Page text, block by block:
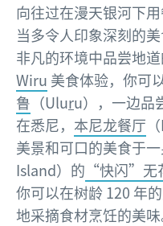
向往过在漫天银河下
当多令人印象深刻的
非凡的环境中品尝地
Wiru 美食体验，你可
鲁 （Uluru），一边品
在悉尼， 本尼龙餐厅
美景和可口的美食于
Island）的 “快闪”无
你可以在树龄 120 年
地采摘食材烹饪的美味